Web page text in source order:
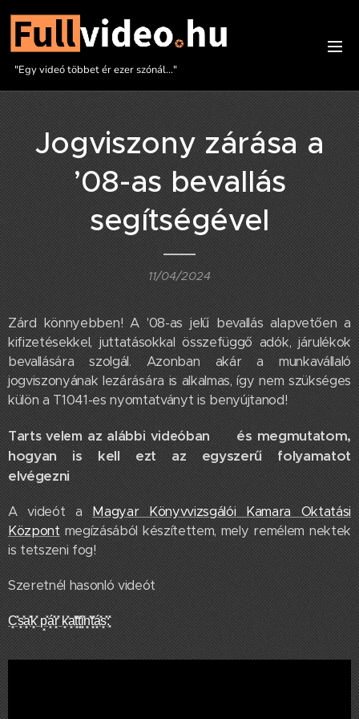
"Egy videó többet ér ezer szónál..."
Jogviszony zárása a
’08-as bevallás
segítségével
11/04/2024
Zárd könnyebben! A '08-as jelű bevallás alapvetően a
kifizetésekkel, juttatásokkal összefüggő adók, járulékok
bevallására szolgál. Azonban akár a munkavállaló
jogviszonyának lezárására is alkalmas, így nem szükséges
külön a T1041-es nyomtatványt is benyújtanod!
Tarts velem az alábbi videóban
és megmutatom,
hogyan is kell ezt az egyszerű folyamatot
elvégezni⚠️
A videót a Magyar Könyvvizsgálói Kamara Oktatási
Központmegízásából készítettem, mely remélem nektek
is tetszeni fog!
Szeretnél hasonló videót❓
C͓̽s͓̽a͓̽k͓̽ p͓̽á͓̽r͓̽ k͓̽a͓̽t͓̽t͓̽i͓̽n͓̽t͓̽á͓̽s͓̽:͓̽